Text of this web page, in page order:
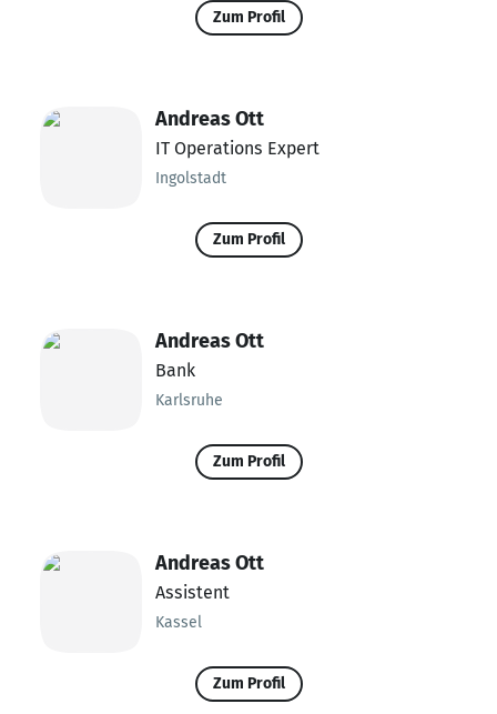
Zum Profil
Andreas Ott
IT Operations Expert
Ingolstadt
Zum Profil
Andreas Ott
Bank
Karlsruhe
Zum Profil
Andreas Ott
Assistent
Kassel
Zum Profil